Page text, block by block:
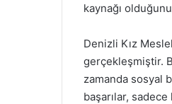
kaynağı
Denizli Kız
gerçekleşmiştir.
zamanda sosyal
başarılar,